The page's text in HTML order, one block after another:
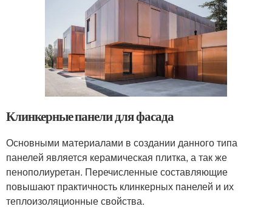
Клинкерные панели для фасада
Основными материалами в создании данного типа
панелей является керамическая плитка, а так же
пенополиуретан. Перечисленные составляющие
повышают практичность клинкерных панелей и их
теплоизоляционные свойства.